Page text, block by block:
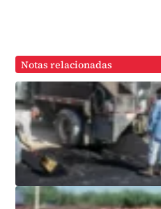
Notas relacionadas